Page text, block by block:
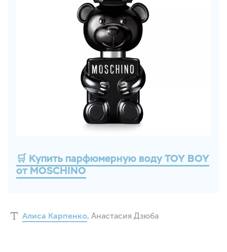
🛒 Купить парфюмерную воду TOY BOY
от MOSCHINO
Алиса Карпенко, Анастасия Дзюба